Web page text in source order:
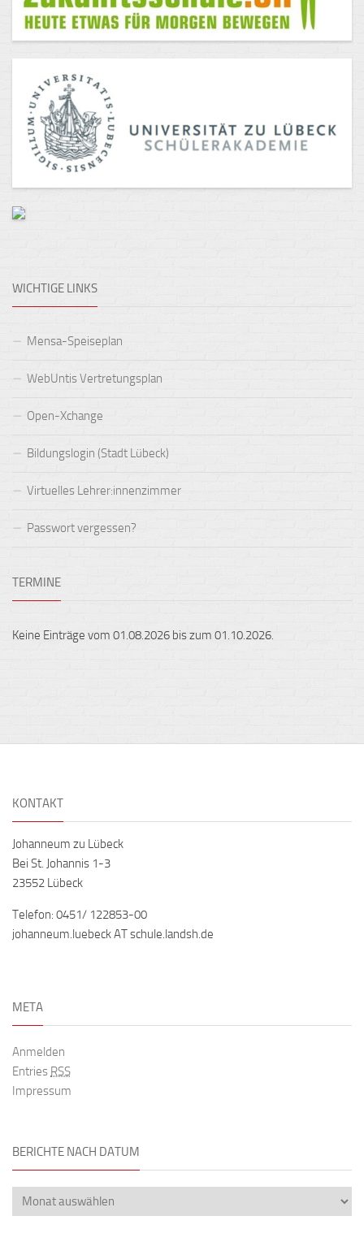
WICHTIGE LINKS
Mensa-Speiseplan
WebUntis Vertretungsplan
Open-Xchange
Bildungslogin (Stadt Lübeck)
Virtuelles Lehrer:innenzimmer
Passwort vergessen?
TERMINE
Keine Einträge vom 01.08.2026 bis zum 01.10.2026.
KONTAKT
Johanneum zu Lübeck
Bei St. Johannis 1-3
23552 Lübeck
Telefon: 0451/ 122853-00
johanneum.luebeck AT schule.landsh.de
META
Anmelden
Entries RSS
Impressum
BERICHTE NACH DATUM